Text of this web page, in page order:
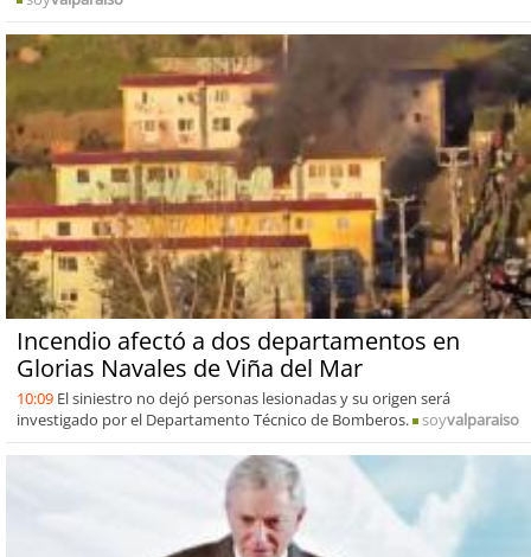
Incendio afectó a dos departamentos en
Glorias Navales de Viña del Mar
10:09 El siniestro no dejó personas lesionadas y su origen será
investigado por el Departamento Técnico de Bomberos.
soyvalparaiso